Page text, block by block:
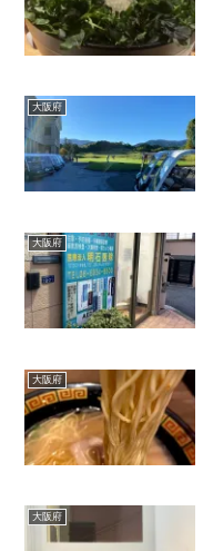
大阪府
大阪府
大阪府
大阪府